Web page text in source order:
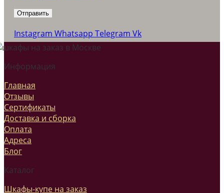
Instagram Whatsapp Telegram Vk
Информация
Главная
Отзывы
Сертификаты
Доставка и сборка
Оплата
Адреса
Блог
Каталог
Шкафы-купе на заказ